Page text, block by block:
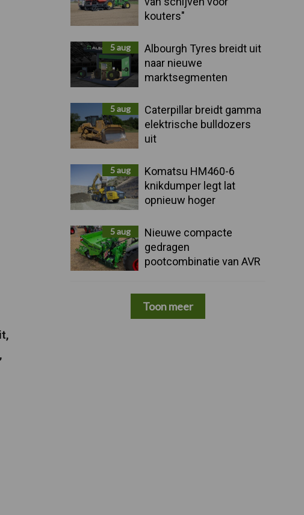
kouters"
5 aug
Albourgh Tyres breidt uit
naar nieuwe
marktsegmenten
5 aug
Caterpillar breidt gamma
elektrische bulldozers
uit
5 aug
Komatsu HM460-6
knikdumper legt lat
opnieuw hoger
5 aug
Nieuwe compacte
gedragen
pootcombinatie van AVR
Toon meer